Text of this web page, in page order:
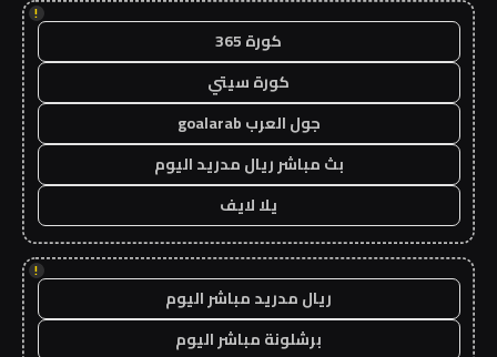
!
كورة 365
كورة سيتي
جول العرب goalarab
بث مباشر ريال مدريد اليوم
يلا لايف
!
ريال مدريد مباشر اليوم
برشلونة مباشر اليوم